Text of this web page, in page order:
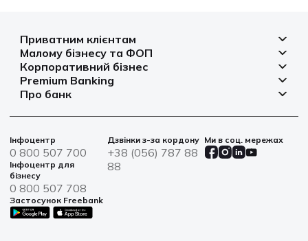
Приватним клієнтам
Депозити
Кредити
Платіжні картки
Платежі
Іпотека
Страхування
Малому бізнесу та ФОП
Рахунок для бізнесу
Фінансування
Овердрафт
Корпоративний бізнес
Рахунки і платежі
Депозити
Агробізнес
Цінні папери
Premium Banking
Депозити
Платіжні картки
Банківські сейфи
Військові облігації
Центри обслуговування
Про банк
Новини
Фінансова звітність
Сталий розвиток
Інформація для акціонерів та стейкхолдерів
Інфоцентр
0 800 507 700
Інфоцентр для
бізнесу
0 800 507 708
Дзвінки з-за кордону
+38 (056) 787 88
88
Ми в соц. мережах
Застосунок Freebank